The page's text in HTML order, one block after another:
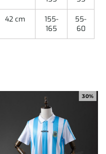
42 cm
155-
165
55-
60
30%